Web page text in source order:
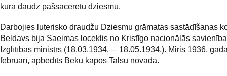
kurā daudz pašsacerētu dziesmu.
Darbojies luterisko draudžu Dziesmu grāmatas sastādīšanas
Beldavs bija Saeimas loceklis no Kristīgo nacionālās
Izglītības ministrs (18.03.1934.— 18.05.1934.). Miris 1936.
februārī, apbedīts Bēķu kapos Talsu novadā.